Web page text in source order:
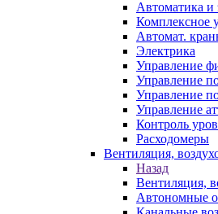
Автоматика и
Комплексное
Автомат.
Электрика
Управление
Управление
Управление
Управление
Контроль
Расходомеры
Вентиляция,
Назад
Вентиляция,
Автономные